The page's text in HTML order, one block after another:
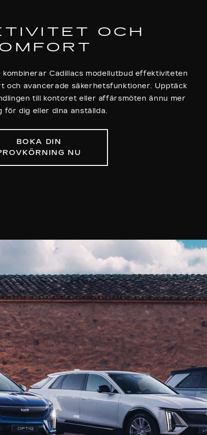
OCH
Cadillacs modellutbud effektiviteten
och avancerade säkerhetsfunktioner. Upptäck
till kontoret eller affärsmöten ännu mer
för dig eller dina anställda.
BOKA DIN
NU